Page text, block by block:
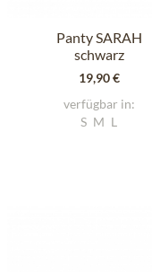
Panty SARAH
schwarz
19,90 €
verfügbar in:
S M L